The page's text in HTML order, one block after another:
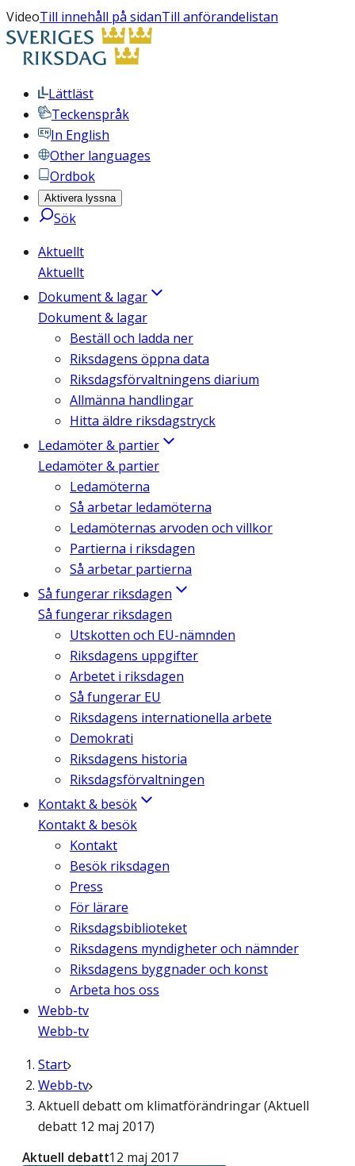
VideoTill innehåll på sidanTill anförandelistan
Lättläst
Teckenspråk
In English
Other languages
Ordbok
Aktivera lyssna
Sök
Aktuellt
Aktuellt
Dokument & lagar
Dokument & lagar
Beställ och ladda ner
Riksdagens öppna data
Riksdagsförvaltningens diarium
Allmänna handlingar
Hitta äldre riksdagstryck
Ledamöter & partier
Ledamöter & partier
Ledamöterna
Så arbetar ledamöterna
Ledamöternas arvoden och villkor
Partierna i riksdagen
Så arbetar partierna
Så fungerar riksdagen
Så fungerar riksdagen
Utskotten och EU-nämnden
Riksdagens uppgifter
Arbetet i riksdagen
Så fungerar EU
Riksdagens internationella arbete
Demokrati
Riksdagens historia
Riksdagsförvaltningen
Kontakt & besök
Kontakt & besök
Kontakt
Besök riksdagen
Press
För lärare
Riksdagsbiblioteket
Riksdagens myndigheter och nämnder
Riksdagens byggnader och konst
Arbeta hos oss
Webb-tv
Webb-tv
Start
Webb-tv
Aktuell debatt om klimatförändringar (Aktuell
debatt 12 maj 2017)
Aktuell debatt12 maj 2017